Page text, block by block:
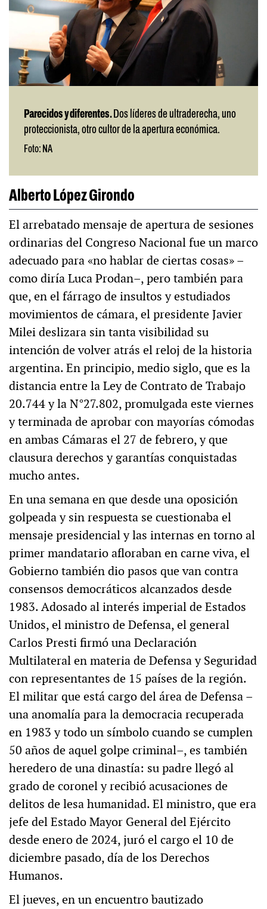
Parecidos y diferentes. Dos líderes de ultraderecha, uno
proteccionista, otro cultor de la apertura económica.
Foto: NA
Alberto López Girondo
El arrebatado mensaje de apertura de sesiones
ordinarias del Congreso Nacional fue un marco
adecuado para «no hablar de ciertas cosas» –
como diría Luca Prodan–, pero también para
que, en el fárrago de insultos y estudiados
movimientos de cámara, el presidente Javier
Milei deslizara sin tanta visibilidad su
intención de volver atrás el reloj de la historia
argentina. En principio, medio siglo, que es la
distancia entre la Ley de Contrato de Trabajo
20.744 y la N°27.802, promulgada este viernes
y terminada de aprobar con mayorías cómodas
en ambas Cámaras el 27 de febrero, y que
clausura derechos y garantías conquistadas
mucho antes.
En una semana en que desde una oposición
golpeada y sin respuesta se cuestionaba el
mensaje presidencial y las internas en torno al
primer mandatario afloraban en carne viva, el
Gobierno también dio pasos que van contra
consensos democráticos alcanzados desde
1983. Adosado al interés imperial de Estados
Unidos, el ministro de Defensa, el general
Carlos Presti firmó una Declaración
Multilateral en materia de Defensa y Seguridad
con representantes de 15 países de la región.
El militar que está cargo del área de Defensa –
una anomalía para la democracia recuperada
en 1983 y todo un símbolo cuando se cumplen
50 años de aquel golpe criminal–, es también
heredero de una dinastía: su padre llegó al
grado de coronel y recibió acusaciones de
delitos de lesa humanidad. El ministro, que era
jefe del Estado Mayor General del Ejército
desde enero de 2024, juró el cargo el 10 de
diciembre pasado, día de los Derechos
Humanos.
El jueves, en un encuentro bautizado